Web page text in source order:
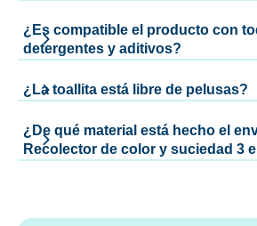
¿Es compatible el producto con
detergentes y aditivos?
¿La toallita está libre de pelusas?
¿De qué material está hecho el
Recolector de color y suciedad 3